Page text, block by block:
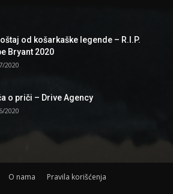
od košarkaške legende – R.I.P.
Bryant 2020
2020
o priči – Drive Agency
2020
O nama Pravila korišćenja